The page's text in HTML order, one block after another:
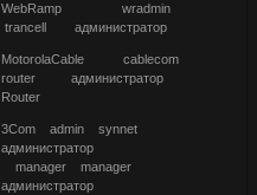
WebRamp wradmin
trancell администратор
MotorolaCable cablecom
router администратор
Router
3Com admin synnet
администратор
manager manager
администратор